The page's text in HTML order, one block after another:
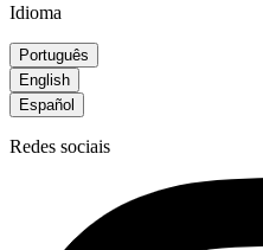
Idioma
Português
English
Español
Redes sociais